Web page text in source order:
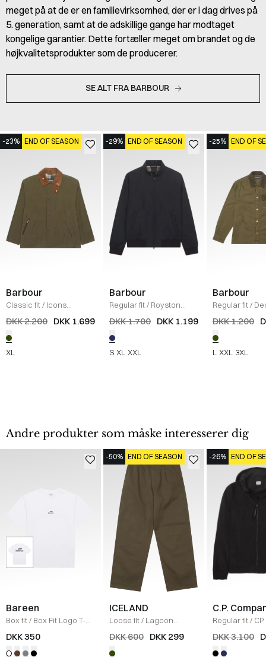
meget på at de er en familievirksomhed, der er i dag drives på
5. generation, samt at de adskillige gange har modtaget
kongelige garantier. Dette fortæller meget om brandet og de
højkvalitetsprodukter som de producerer.
SE ALT FRA BARBOUR
-23% END OF SEASON
Barbour
Classic fit/ Icons
Transport Jakke/ OLIVE
DKK 2.200 DKK 1.699
XL
-29% END OF SEASON
Barbour
Regular fit/ Royston
Jakke
NAVY
DKK 1.700 DKK 1.199
S XL XXL
-25% END OF
Barbour
Regular fit/
Overshirt /
DKK 1.200
L XXL 3XL
Andre produkter som måske interesserer dig
Bareen
Box fit/ Box Fit Logo T-
shirt /WHITE
DKK 350
-50% END OF SEASON
ICELAND
Loose fit/ Lagoon
Bukser / OLIVE
DKK 600 DKK 299
-26% END OF
C.P.
Regular fit/
Jakke
SORT
DKK 3.100